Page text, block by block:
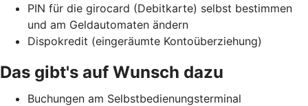
PIN für die girocard (Debitkarte) selbst bestimmen
und am Geldautomaten ändern
Dispokredit (eingeräumte Kontoüberziehung)
Das gibt's auf Wunsch dazu
Buchungen am Selbstbedienungsterminal